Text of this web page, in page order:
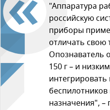
"Аппаратура
российскую
приборы
отличать свою
Опознаватель
150 г – и
назначения", –